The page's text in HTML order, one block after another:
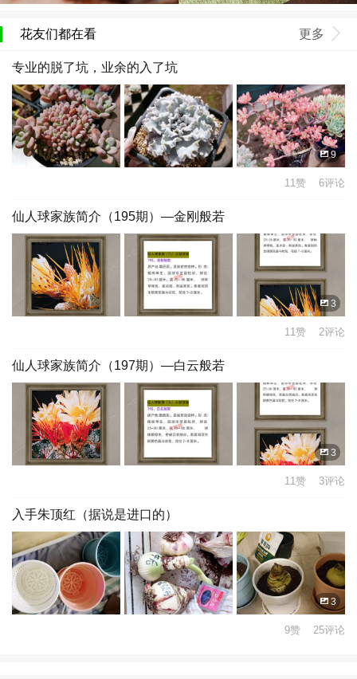
花友们都在看 更多
专业的脱了坑，业余的入了坑
9
11赞 6评论
仙人球家族简介（195期）—金刚般若
3
11赞 2评论
仙人球家族简介（197期）—白云般若
3
11赞 3评论
入手朱顶红（据说是进口的）
3
9赞 25评论